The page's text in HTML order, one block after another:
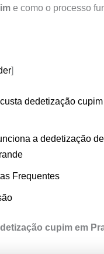
e como o processo
]
dedetização
a dedetização
Frequentes
cupim em